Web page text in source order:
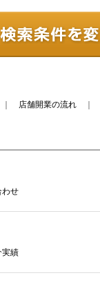
店舗開業の流れ
わせ
実績